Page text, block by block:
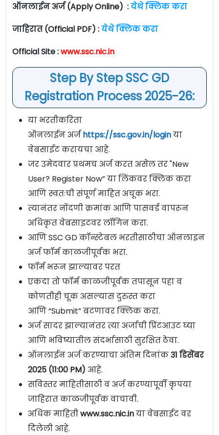
ऑनलाईन अर्ज (Apply Online) :येथे क्लिक करा
जाहिरात (Official PDF) :येथे क्लिक करा
Official Site :www.ssc.nic.in
Step By Step SSC GD
Registration Process 2025-26:
या भरतीकरिता
ऑनलाईन अर्जhttps://ssc.gov.in/loginया
वेबसाईट करायचा आहे.
जर उमेदवार प्रथमच अर्ज करत असेल तर "New
User? Register Now” या लिंकवर क्लिक करा
आणि स्वतःची संपूर्ण माहित अचूक भरा.
त्यानंतर नोंदणी क्रमांक आणि पासवर्ड वापरून
अधिकृत वेबसाइटवर लॉगिन करा.
आणि SSC GD कॉन्स्टेबल भरतीसाठीचा ऑनलाइन
अर्ज फॉर्म काळजीपूर्वक भरा.
फॉर्म भरून झाल्यावर परत
एकदा तो फॉर्म काळजीपूर्वक तपासून पहा व
कोणतीही चूक असल्यास दुरुस्त करा
आणि “Submit” बटणावर क्लिक करा.
अर्ज सादर झाल्यानंतर त्या अर्जाची प्रिंटआउट घ्या
आणि भविष्यातील संदर्भासाठी सुरक्षित ठेवा.
ऑनलाईन अर्ज करण्याचा अंतिम दिनांक31 डिसेंबर
2025 (11:00 PM) आहे.
सविस्तर माहितीसाठी व अर्ज करण्यापूर्वी कृपया
जाहिरात काळजीपूर्वक वाचावी.
अधिक माहितीwww.ssc.nic.inया वेबसाईट वर
दिलेली आहे.